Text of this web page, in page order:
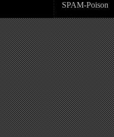
SPAM-Poison